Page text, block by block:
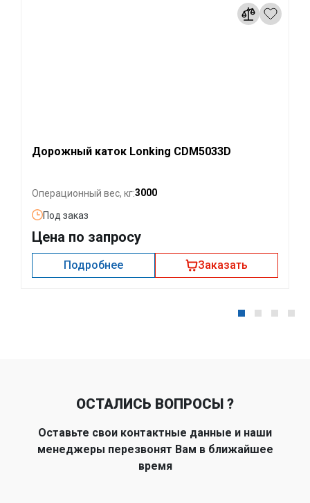
Дорожный каток Lonking CDM5033D
Операционный вес, кг:3000
Под заказ
Цена по запросу
Подробнее Заказать
ОСТАЛИСЬ ВОПРОСЫ ?
Оставьте свои контактные данные и наши
менеджеры перезвонят Вам в ближайшее
время